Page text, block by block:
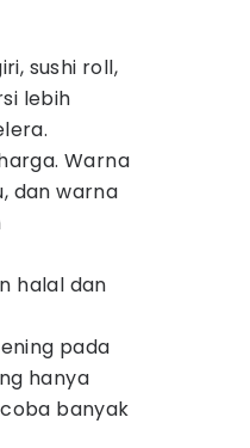
sushi roll,
lebih
Warna
dan warna
halal dan
pada
hanya
banyak